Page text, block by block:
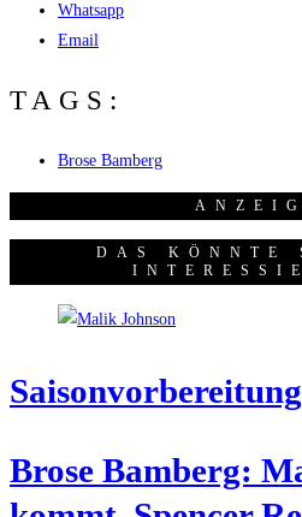
Whatsapp
Email
TAGS:
Brose Bamberg
DAS KÖNNTE
Bro­se Bam­berg: